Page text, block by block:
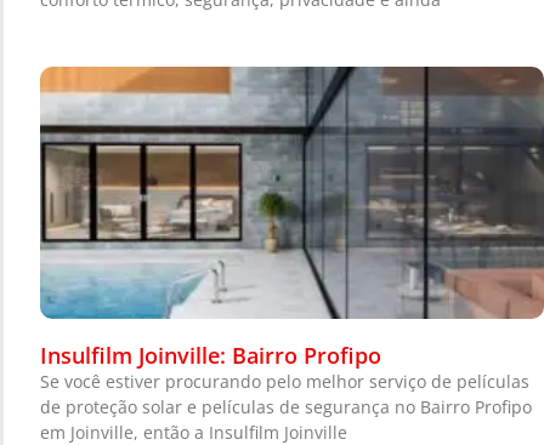
Insulfilm Joinville: Bairro Profipo
Se você estiver procurando pelo melhor serviço de películas
de proteção solar e películas de segurança no Bairro Profipo
em Joinville, então a Insulfilm Joinville